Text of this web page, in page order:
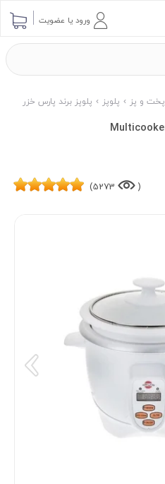
ورود یا عضویت
پخت و پز پلوپز پلوپز برند پارس خزر
(
5273)